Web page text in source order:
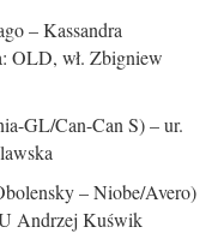
– Kassandra
OLD, wł. Zbigniew
GL/Can-Can S) – ur.
– Niobe/Avero)
Andrzej Kuświk